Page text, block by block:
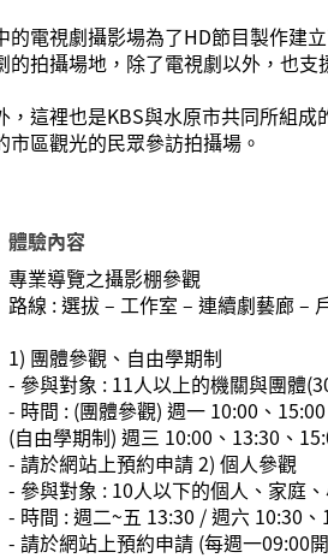
的電視劇攝影場為了HD節目製作建
的拍攝場地，除了電視劇以外，也支
，這裡也是KBS與水原市共同所組
市區觀光的民眾參訪拍攝場。
體驗內容
專業導覽之攝影棚參觀
路線 : 選拔 – 工作室 – 連續劇藝廊 –
1) 團體參觀、自由學期制
- 參與對象 : 11人以上的機關與團體
- 時間 : (團體參觀) 週一 10:00、
(自由學期制) 週三 10:00、13:30、
- 請於網站上預約申請 2) 個人參觀
- 參與對象 : 10人以下的個人、家庭
- 時間 : 週二~五 13:30 / 週六 10:30
- 請於網站上預約申請 (每週一09:00